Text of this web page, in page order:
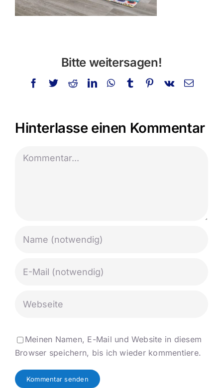
Bitte weitersagen!
Facebook
TwitterRedditLinkedInWhatsApp
TumblrPinterest
Vk
E-
Hinterlasse einen Kommentar
Meinen Namen, E-Mail und Website in diesem
Browser speichern, bis ich wieder kommentiere.